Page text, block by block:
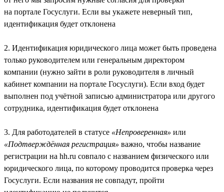
на портале Госуслуги. Если вы укажете неверный тип,
идентификация будет отклонена
2. Идентификация юридического лица может быть проведена
только руководителем или генеральным директором
компании (нужно зайти в роли руководителя в личный
кабинет компании на портале Госуслуги). Если вход будет
выполнен под учётной записью администратора или другого
сотрудника, идентификация будет отклонена
3. Для работодателей в статусе «Непроверенная» или
«Подтверждённая регистрация» важно, чтобы название
регистрации на hh.ru совпало с названием физического или
юридического лица, по которому проводится проверка через
Госуслуги. Если названия не совпадут, пройти